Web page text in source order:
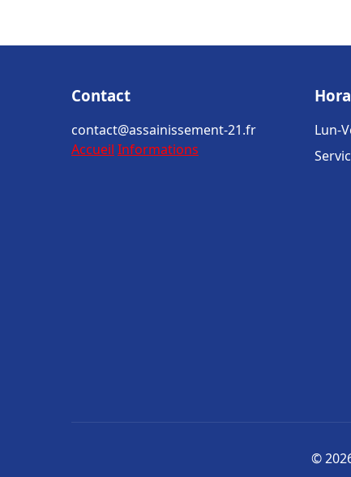
Contact
contact@assainissement-21.fr
Accueil Informations
Lun-
©